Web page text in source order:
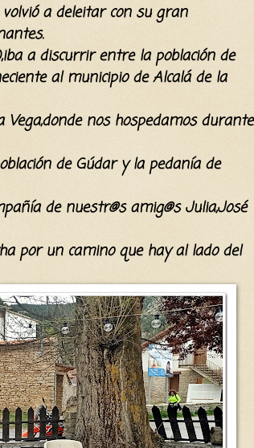
a deleitar con su gran
a discurrir entre la población de
al municipio de Alcalá de la
Vega,donde nos hospedamos durante
de Gúdar y la pedanía de
de nuestr@s amig@s Julia,José
por un camino que hay al lado del